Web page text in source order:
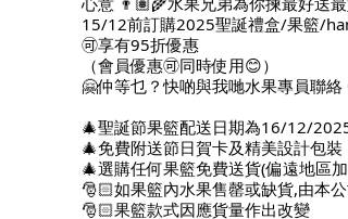
15/12前訂購2025聖誕禮盒/果籃/
🉑️享有95折優惠
（會員優惠🉑️同時使用😊）
🤗仲等乜？快啲與我哋水果專員聯絡
🎄聖誕節果籃配送日期為16/12/
🎄免費附送節日賀卡及精美設計包裝
🎄選購任何果籃免費送貨(偏遠地區
🎅🏻如果籃內水果售罄或缺貨,由本
🎅🏻果籃款式因應貨量作出改變